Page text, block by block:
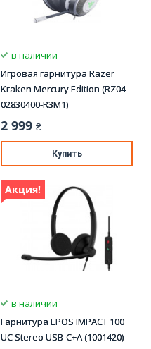
в наличии
Игровая гарнитура Razer
Kraken Mercury Edition (RZ04-
02830400-R3M1)
2 999 ₴
Купить
Акция!
в наличии
Гарнитура EPOS IMPACT 100
UC Stereo USB-C+A (1001420)